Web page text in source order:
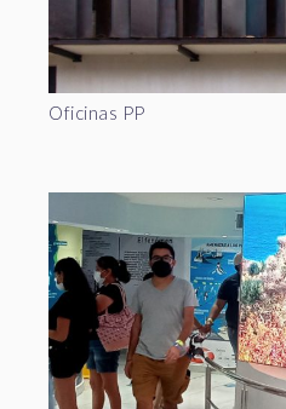
Oficinas PP